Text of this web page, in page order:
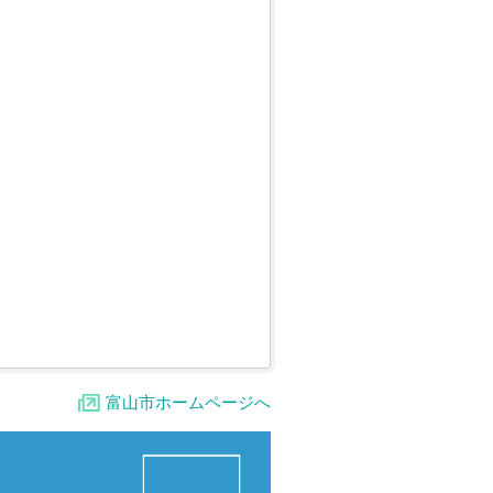
富山市ホームページへ